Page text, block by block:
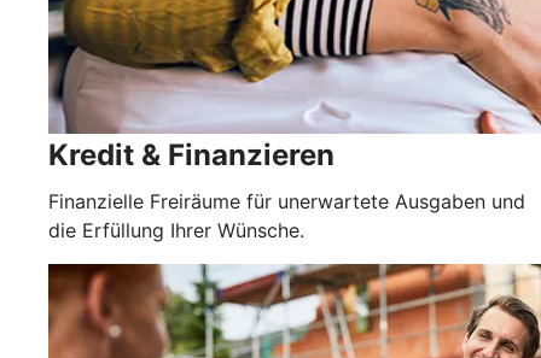
Kredit & Finanzieren
Finanzielle Freiräume für unerwartete Ausgaben und
die Erfüllung Ihrer Wünsche.